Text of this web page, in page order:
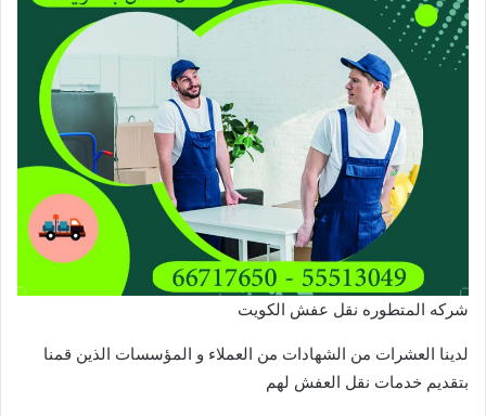
شركه المتطوره نقل عفش الكويت
لدينا العشرات من الشهادات من العملاء و المؤسسات الذين قمنا
بتقديم خدمات نقل العفش لهم